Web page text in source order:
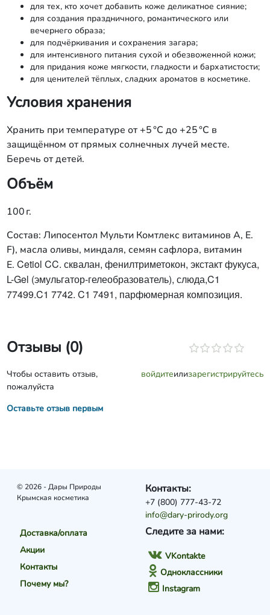
для тех, кто хочет добавить коже деликатное сияние;
для создания праздничного, романтического или
вечернего образа;
для подчёркивания и сохранения загара;
для интенсивного питания сухой и обезвоженной кожи;
для придания коже мягкости, гладкости и бархатистости;
для ценителей тёплых, сладких ароматов в косметике.
Условия хранения
Хранить при температуре от +5 °C до +25 °C в
защищённом от прямых солнечных лучей месте.
Беречь от детей.
Объём
100 г.
Состав: Липосентол Мульти Комтлекс витаминов А, Е.
F), масла оливы, миндаля, семян сафлора, витамин
Е. Cetiol CC. сквалан, фенилтриметокон, экстакт фукуса,
L-Gel (эмульгатор-гелеобразователь), слюда,C1
77499.C1 7742. C1 7491, парфюмерная композиция.
Отзывы (0)
Чтобы оставить отзыв,
пожалуйста
войдитеилизарегистрируйтесь
Оставьте отзыв первым
© 2026 - Дары Природы
Крымская косметика
Доставка/оплата
Акции
Контакты
Почему мы?
Следите за нами:
VKontakte
Одноклассники
Instagram
Контакты:
+7 (800) 777-43-72
info@dary-prirody.org